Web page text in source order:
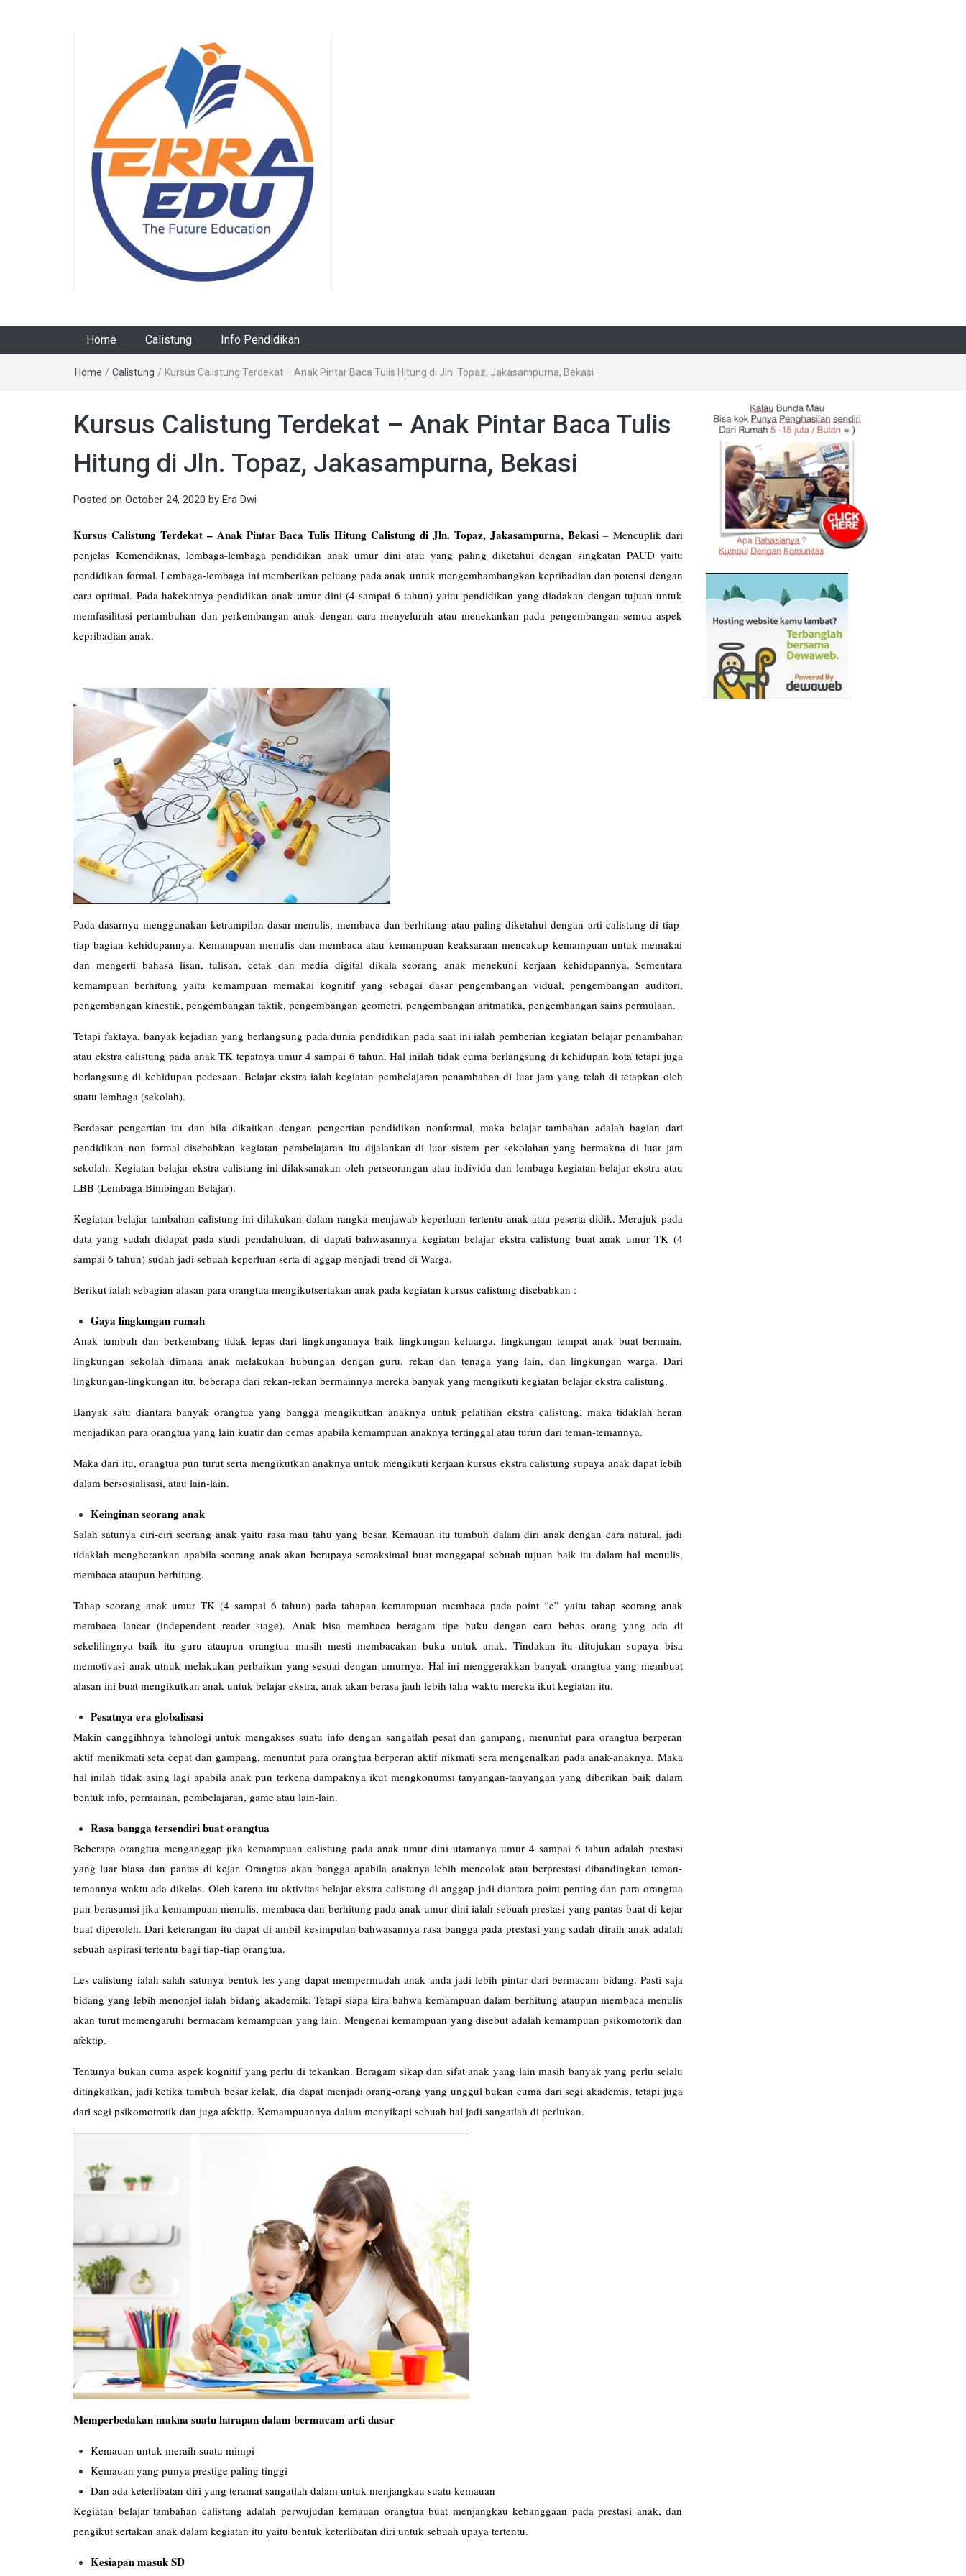
Home Calistung Info Pendidikan
Home / Calistung / Kursus Calistung Terdekat – Anak Pintar Baca Tulis Hitung di Jln. Topaz, Jakasampurna, Bekasi
Kursus Calistung Terdekat – Anak Pintar Baca Tulis
Hitung di Jln. Topaz, Jakasampurna, Bekasi
Posted on October 24, 2020 by Era Dwi
Kursus Calistung Terdekat – Anak Pintar Baca Tulis Hitung Calistung di Jln. Topaz, Jakasampurna, Bekasi– Mencuplik dari
penjelas Kemendiknas, lembaga-lembaga pendidikan anak umur dini atau yang paling diketahui dengan singkatan PAUD yaitu
pendidikan formal. Lembaga-lembaga ini memberikan peluang pada anak untuk mengembambangkan kepribadian dan potensi dengan
cara optimal. Pada hakekatnya pendidikan anak umur dini (4 sampai 6 tahun) yaitu pendidikan yang diadakan dengan tujuan untuk
memfasilitasi pertumbuhan dan perkembangan anak dengan cara menyeluruh atau menekankan pada pengembangan semua aspek
kepribadian anak.
Pada dasarnya menggunakan ketrampilan dasar menulis, membaca dan berhitung atau paling diketahui dengan arti calistung di tiap-
tiap bagian kehidupannya. Kemampuan menulis dan membaca atau kemampuan keaksaraan mencakup kemampuan untuk memakai
dan mengerti bahasa lisan, tulisan, cetak dan media digital dikala seorang anak menekuni kerjaan kehidupannya. Sementara
kemampuan berhitung yaitu kemampuan memakai kognitif yang sebagai dasar pengembangan vidual, pengembangan auditori,
pengembangan kinestik, pengembangan taktik, pengembangan geometri, pengembangan aritmatika, pengembangan sains permulaan.
Tetapi faktaya, banyak kejadian yang berlangsung pada dunia pendidikan pada saat ini ialah pemberian kegiatan belajar penambahan
atau ekstra calistung pada anak TK tepatnya umur 4 sampai 6 tahun. Hal inilah tidak cuma berlangsung di kehidupan kota tetapi juga
berlangsung di kehidupan pedesaan. Belajar ekstra ialah kegiatan pembelajaran penambahan di luar jam yang telah di tetapkan oleh
suatu lembaga (sekolah).
Berdasar pengertian itu dan bila dikaitkan dengan pengertian pendidikan nonformal, maka belajar tambahan adalah bagian dari
pendidikan non formal disebabkan kegiatan pembelajaran itu dijalankan di luar sistem per sekolahan yang bermakna di luar jam
sekolah. Kegiatan belajar ekstra calistung ini dilaksanakan oleh perseorangan atau individu dan lembaga kegiatan belajar ekstra atau
LBB (Lembaga Bimbingan Belajar).
Kegiatan belajar tambahan calistung ini dilakukan dalam rangka menjawab keperluan tertentu anak atau peserta didik. Merujuk pada
data yang sudah didapat pada studi pendahuluan, di dapati bahwasannya kegiatan belajar ekstra calistung buat anak umur TK (4
sampai 6 tahun) sudah jadi sebuah keperluan serta di aggap menjadi trend di Warga.
Berikut ialah sebagian alasan para orangtua mengikutsertakan anak pada kegiatan kursus calistung disebabkan :
Gaya lingkungan rumah
Anak tumbuh dan berkembang tidak lepas dari lingkungannya baik lingkungan keluarga, lingkungan tempat anak buat bermain,
lingkungan sekolah dimana anak melakukan hubungan dengan guru, rekan dan tenaga yang lain, dan lingkungan warga. Dari
lingkungan-lingkungan itu, beberapa dari rekan-rekan bermainnya mereka banyak yang mengikuti kegiatan belajar ekstra calistung.
Banyak satu diantara banyak orangtua yang bangga mengikutkan anaknya untuk pelatihan ekstra calistung, maka tidaklah heran
menjadikan para orangtua yang lain kuatir dan cemas apabila kemampuan anaknya tertinggal atau turun dari teman-temannya.
Maka dari itu, orangtua pun turut serta mengikutkan anaknya untuk mengikuti kerjaan kursus ekstra calistung supaya anak dapat lebih
dalam bersosialisasi, atau lain-lain.
Keinginan seorang anak
Salah satunya ciri-ciri seorang anak yaitu rasa mau tahu yang besar. Kemauan itu tumbuh dalam diri anak dengan cara natural, jadi
tidaklah mengherankan apabila seorang anak akan berupaya semaksimal buat menggapai sebuah tujuan baik itu dalam hal menulis,
membaca ataupun berhitung.
Tahap seorang anak umur TK (4 sampai 6 tahun) pada tahapan kemampuan membaca pada point “e” yaitu tahap seorang anak
membaca lancar (independent reader stage). Anak bisa membaca beragam tipe buku dengan cara bebas orang yang ada di
sekelilingnya baik itu guru ataupun orangtua masih mesti membacakan buku untuk anak. Tindakan itu ditujukan supaya bisa
memotivasi anak utnuk melakukan perbaikan yang sesuai dengan umurnya. Hal ini menggerakkan banyak orangtua yang membuat
alasan ini buat mengikutkan anak untuk belajar ekstra, anak akan berasa jauh lebih tahu waktu mereka ikut kegiatan itu.
Pesatnya era globalisasi
Makin canggihhnya tehnologi untuk mengakses suatu info dengan sangatlah pesat dan gampang, menuntut para orangtua berperan
aktif menikmati seta cepat dan gampang, menuntut para orangtua berperan aktif nikmati sera mengenalkan pada anak-anaknya. Maka
hal inilah tidak asing lagi apabila anak pun terkena dampaknya ikut mengkonumsi tanyangan-tanyangan yang diberikan baik dalam
bentuk info, permainan, pembelajaran, game atau lain-lain.
Rasa bangga tersendiri buat orangtua
Beberapa orangtua menganggap jika kemampuan calistung pada anak umur dini utamanya umur 4 sampai 6 tahun adalah prestasi
yang luar biasa dan pantas di kejar. Orangtua akan bangga apabila anaknya lebih mencolok atau berprestasi dibandingkan teman-
temannya waktu ada dikelas. Oleh karena itu aktivitas belajar ekstra calistung di anggap jadi diantara point penting dan para orangtua
pun berasumsi jika kemampuan menulis, membaca dan berhitung pada anak umur dini ialah sebuah prestasi yang pantas buat di kejar
buat diperoleh. Dari keterangan itu dapat di ambil kesimpulan bahwasannya rasa bangga pada prestasi yang sudah diraih anak adalah
sebuah aspirasi tertentu bagi tiap-tiap orangtua.
Lescalistung ialah salah satunya bentuk les yang dapat mempermudah anak anda jadi lebih pintar dari bermacam bidang. Pasti saja
bidang yang lebih menonjol ialah bidang akademik. Tetapi siapa kira bahwa kemampuan dalam berhitung ataupun membaca menulis
akan turut memengaruhi bermacam kemampuan yang lain. Mengenai kemampuan yang disebut adalah kemampuan psikomotorik dan
afektip.
Tentunya bukan cuma aspek kognitif yang perlu di tekankan. Beragam sikap dan sifat anak yang lain masih banyak yang perlu selalu
ditingkatkan, jadi ketika tumbuh besar kelak, dia dapat menjadi orang-orang yang unggul bukan cuma dari segi akademis, tetapi juga
dari segi psikomotrotik dan juga afektip. Kemampuannya dalam menyikapi sebuah hal jadi sangatlah di perlukan.
Memperbedakan makna suatu harapan dalam bermacam arti dasar
Kemauan untuk meraih suatu mimpi
Kemauan yang punya prestige paling tinggi
Dan ada keterlibatan diri yang teramat sangatlah dalam untuk menjangkau suatu kemauan
Kegiatan belajar tambahan calistung adalah perwujudan kemauan orangtua buat menjangkau kebanggaan pada prestasi anak, dan
pengikut sertakan anak dalam kegiatan itu yaitu bentuk keterlibatan diri untuk sebuah upaya tertentu.
Kesiapan masuk SD